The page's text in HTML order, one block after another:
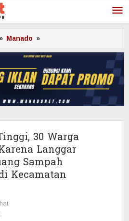
» Manado »
Makin
Tinggi,
30
Warga
Terjaring
OTT
Langgar
dan
Buang
Sampah
Sembarangan
30 Warga
Langgar
Sampah
Kecamatan